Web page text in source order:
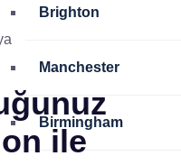
Brighton
Manchester
Birmingham
ile